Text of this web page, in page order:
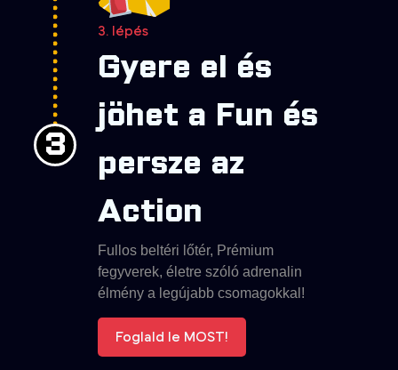
3
3. lépés
Gyere el és
jöhet a Fun és
persze az
Action
Fullos beltéri lőtér, Prémium
fegyverek, életre szóló adrenalin
élmény a legújabb csomagokkal!
Foglald le MOST!